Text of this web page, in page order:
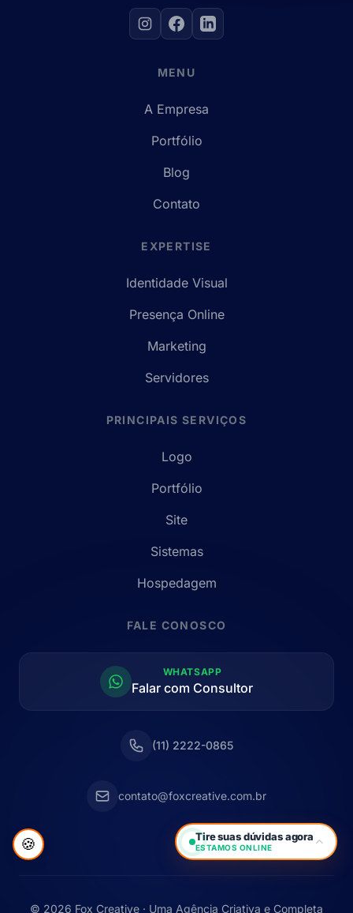
MENU
A Empresa
Portfólio
Blog
Contato
EXPERTISE
Identidade Visual
Presença Online
Marketing
Servidores
PRINCIPAIS SERVIÇOS
Logo
Portfólio
Site
Sistemas
Hospedagem
FALE CONOSCO
WHATSAPP
Falar com Consultor
(11) 2222-0865
contato@foxcreative.com.br
© 2026 Fox Creative · Uma Agência Criativa e Completa
Tire suas dúvidas agora
ESTAMOS ONLINE
🍪